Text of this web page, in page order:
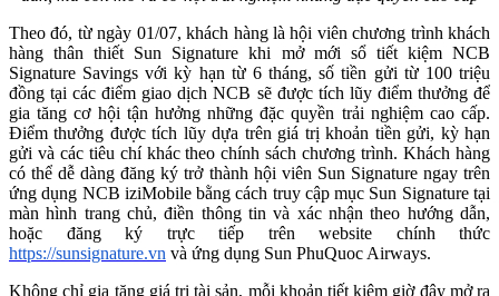
Theo đó, từ ngày 01/07, khách hàng là hội viên chương trình khách
hàng thân thiết Sun Signature khi mở mới sổ tiết kiệm NCB
Signature Savings với kỳ hạn từ 6 tháng, số tiền gửi từ 100 triệu
đồng tại các điểm giao dịch NCB sẽ được tích lũy điểm thưởng để
gia tăng cơ hội tận hưởng những đặc quyền trải nghiệm cao cấp.
Điểm thưởng được tích lũy dựa trên giá trị khoản tiền gửi, kỳ hạn
gửi và các tiêu chí khác theo chính sách chương trình. Khách hàng
có thể dễ dàng đăng ký trở thành hội viên Sun Signature ngay trên
ứng dụng NCB iziMobile bằng cách truy cập mục Sun Signature tại
màn hình trang chủ, điền thông tin và xác nhận theo hướng dẫn,
hoặc đăng ký trực tiếp trên website chính thức
https://sunsignature.vn và ứng dụng Sun PhuQuoc Airways.
Không chỉ gia tăng giá trị tài sản, mỗi khoản tiết kiệm giờ đây mở ra